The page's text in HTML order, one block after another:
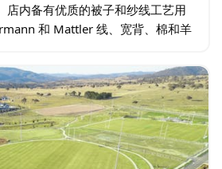
店内备有优质的被子和纱线工艺用
和 Mattler 线、宽背、棉和羊